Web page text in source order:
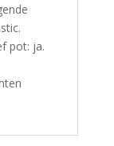
pot: ja.